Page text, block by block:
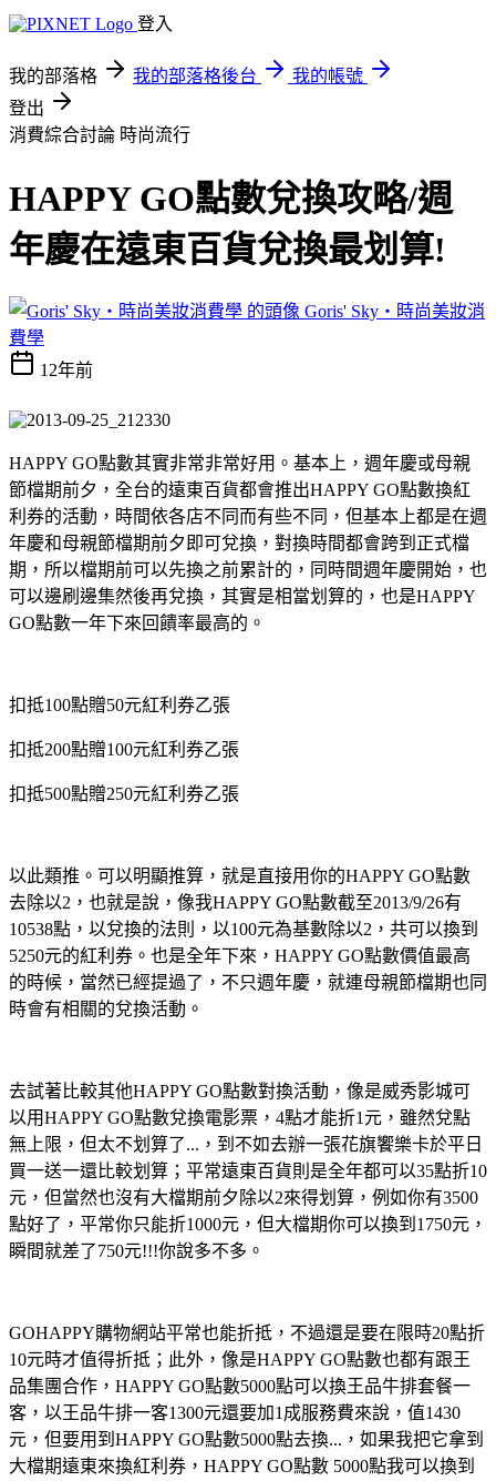
登入
我的部落格 我的部落格後台
我的帳號
登出
消費綜合討論 時尚流行
HAPPY GO點數兌換攻略/週
年慶在遠東百貨兌換最划算!
Goris' Sky‧時尚美妝消
費學
12年前
HAPPY GO點數其實非常非常好用。基本上，週年慶或母親
節檔期前夕，全台的遠東百貨都會推出HAPPY GO點數換紅
利券的活動，時間依各店不同而有些不同，但基本上都是在週
年慶和母親節檔期前夕即可兌換，對換時間都會跨到正式檔
期，所以檔期前可以先換之前累計的，同時間週年慶開始，也
可以邊刷邊集然後再兌換，其實是相當划算的，也是HAPPY
GO點數一年下來回饋率最高的。
扣抵100點贈50元紅利券乙張
扣抵200點贈100元紅利券乙張
扣抵500點贈250元紅利券乙張
以此類推。可以明顯推算，就是直接用你的HAPPY GO點數
去除以2，也就是說，像我HAPPY GO點數截至2013/9/26有
10538點，以兌換的法則，以100元為基數除以2，共可以換到
5250元的紅利券。也是全年下來，HAPPY GO點數價值最高
的時候，當然已經提過了，不只週年慶，就連母親節檔期也同
時會有相關的兌換活動。
去試著比較其他HAPPY GO點數對換活動，像是威秀影城可
以用HAPPY GO點數兌換電影票，4點才能折1元，雖然兌點
無上限，但太不划算了...，到不如去辦一張花旗饗樂卡於平日
買一送一還比較划算；平常遠東百貨則是全年都可以35點折10
元，但當然也沒有大檔期前夕除以2來得划算，例如你有3500
點好了，平常你只能折1000元，但大檔期你可以換到1750元，
瞬間就差了750元!!!你說多不多。
GOHAPPY購物網站平常也能折抵，不過還是要在限時20點折
10元時才值得折抵；此外，像是HAPPY GO點數也都有跟王
品集團合作，HAPPY GO點數5000點可以換王品牛排套餐一
客，以王品牛排一客1300元還要加1成服務費來說，值1430
元，但要用到HAPPY GO點數5000點去換...，如果我把它拿到
大檔期遠東來換紅利券，HAPPY GO點數 5000點我可以換到